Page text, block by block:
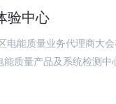
验中心
能质量业务代理商大
质量产品及系统检测中